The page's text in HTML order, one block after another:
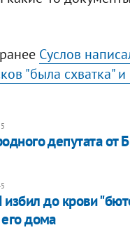
Суслов
"была схватка" и
депутата от
до крови
дома